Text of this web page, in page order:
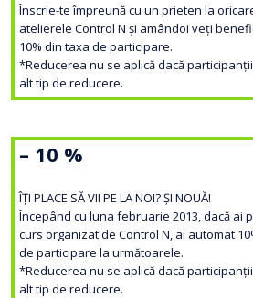
Înscrie-te împreună cu un prieten la
atelierele Control N și amândoi veți
10% din taxa de participare.
*Reducerea nu se aplică dacă
alt tip de reducere.
– 10 %
ÎȚI PLACE SĂ VII PE LA NOI? ȘI NOUĂ!
Începând cu luna februarie 2013, dacă ai
curs organizat de Control N, ai automat
de participare la următoarele.
*Reducerea nu se aplică dacă
alt tip de reducere.